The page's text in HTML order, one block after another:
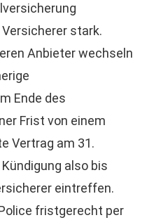
stark.
Anbieter wechseln
Ende des
Frist von einem
Vertrag am 31.
also bis
eintreffen.
fristgerecht per